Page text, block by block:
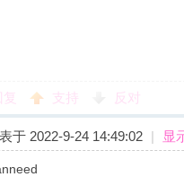
复 支持 反对
于 2022-9-24 14:49:02 | 显